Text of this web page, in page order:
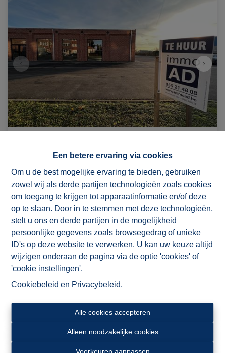
Een betere ervaring via cookies
Om u de best mogelijke ervaring te bieden, gebruiken
zowel wij als derde partijen technologieën zoals cookies
om toegang te krijgen tot apparaatinformatie en/of deze
op te slaan. Door in te stemmen met deze technologieën,
stelt u ons en derde partijen in de mogelijkheid
persoonlijke gegevens zoals browsegedrag of unieke
ID's op deze website te verwerken. U kan uw keuze altijd
wijzigen onderaan de pagina via de optie 'cookies' of
'cookie instellingen'.
Cookiebeleid en Privacybeleid.
Alle cookies accepteren
Alleen noodzakelijke cookies
Voorkeuren aanpassen
met parking
9600 Ronse | Ref : 5401
€ 2.950 /maand
507 m²
OPTIE